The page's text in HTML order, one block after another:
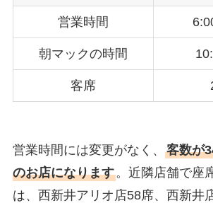
営業時間
朝マックの時間
客席
営業時間には変更がなく、 客数が
のお店になります。近隣店舗で座
は、西新井アリオ店58席、西新井